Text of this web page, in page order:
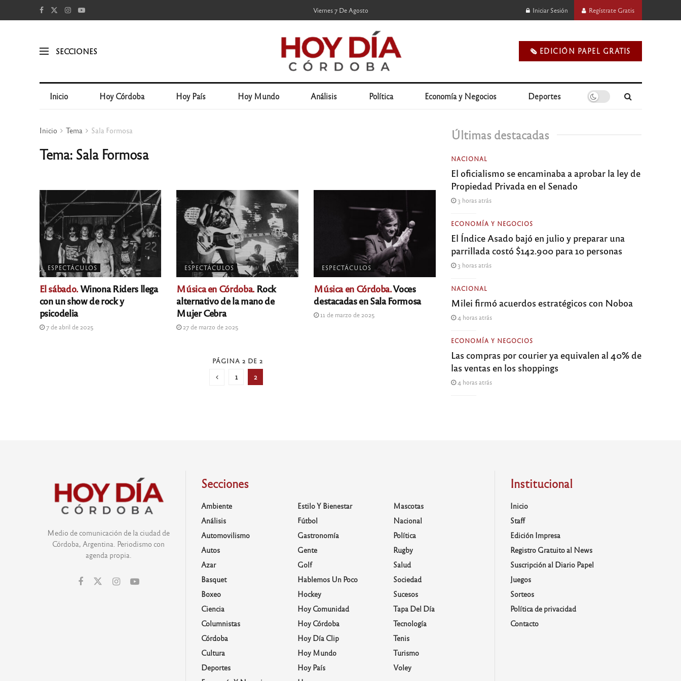
Viernes 7 De Agosto Iniciar Sesión Regístrate Gratis
SECCIONES 🗞️ EDICIÓN PAPEL GRATIS
Inicio Hoy Córdoba Hoy País Hoy Mundo Análisis Política Economía y Negocios Deportes
Inicio Tema Sala Formosa
Tema: Sala Formosa
ESPECTÁCULOS
El sábado.Winona Riders llega
con un show de rock y
psicodelia
7 de abril de 2025
ESPECTÁCULOS
Música en Córdoba.Rock
alternativo de la mano de
Mujer Cebra
27 de marzo de 2025
ESPECTÁCULOS
Música en Córdoba.Voces
destacadas en Sala Formosa
11 de marzo de 2025
PÁGINA 2 DE 2
1 2
Últimas destacadas
NACIONAL
El oficialismo se encaminaba a aprobar la ley de
Propiedad Privada en el Senado
3 horas atrás
ECONOMÍA Y NEGOCIOS
El Índice Asado bajó en julio y preparar una
parrillada costó $142.900 para 10 personas
3 horas atrás
NACIONAL
Milei firmó acuerdos estratégicos con Noboa
4 horas atrás
ECONOMÍA Y NEGOCIOS
Las compras por courier ya equivalen al 40% de
las ventas en los shoppings
4 horas atrás
Medio de comunicación de la ciudad de
Córdoba, Argentina. Periodismo con
agenda propia.
Secciones
Ambiente
Análisis
Automovilismo
Autos
Azar
Basquet
Boxeo
Ciencia
Columnistas
Córdoba
Cultura
Deportes
Estilo Y Bienestar
Fútbol
Gastronomía
Gente
Golf
Hablemos Un Poco
Hockey
Hoy Comunidad
Hoy Córdoba
Hoy Día Clip
Hoy Mundo
Hoy País
Mascotas
Nacional
Política
Rugby
Salud
Sociedad
Sucesos
Tapa Del Día
Tecnología
Tenis
Turismo
Voley
Institucional
Inicio
Staff
Edición Impresa
Registro Gratuito al News
Suscripción al Diario Papel
Juegos
Sorteos
Política de privacidad
Contacto